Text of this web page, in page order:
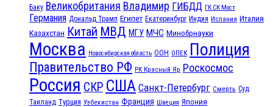
Баку Великобритания Владимир ГИБДД ГК СК Мост
Германия Дональд Трамп Египет Екатеринбург Индия Испания Италия
Казахстан Китай МВД МГУ МЧС Минобрнауки
Москва Новосибирская область ООН ОПЕК Полиция
Правительство РФ РК Красный Яр Роскосмос
Россия СКР США Санкт-Петербург Смерть Суд
Таиланд Турция Узбекистан Франция Швеция Япония